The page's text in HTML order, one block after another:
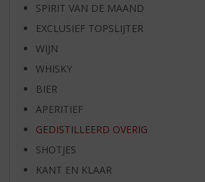
SPIRIT VAN DE MAAND
EXCLUSIEF TOPSLIJTER
WIJN
WHISKY
BIER
APERITIEF
GEDISTILLEERD OVERIG
SHOTJES
KANT EN KLAAR